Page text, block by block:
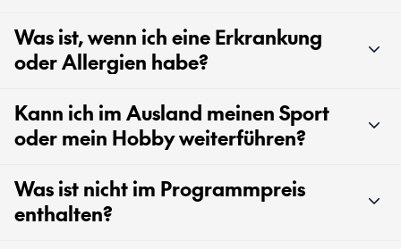
Was ist, wenn ich eine Erkrankung
oder Allergien habe?
Kann ich im Ausland meinen Sport
oder mein Hobby weiterführen?
Was ist nicht im Programmpreis
enthalten?